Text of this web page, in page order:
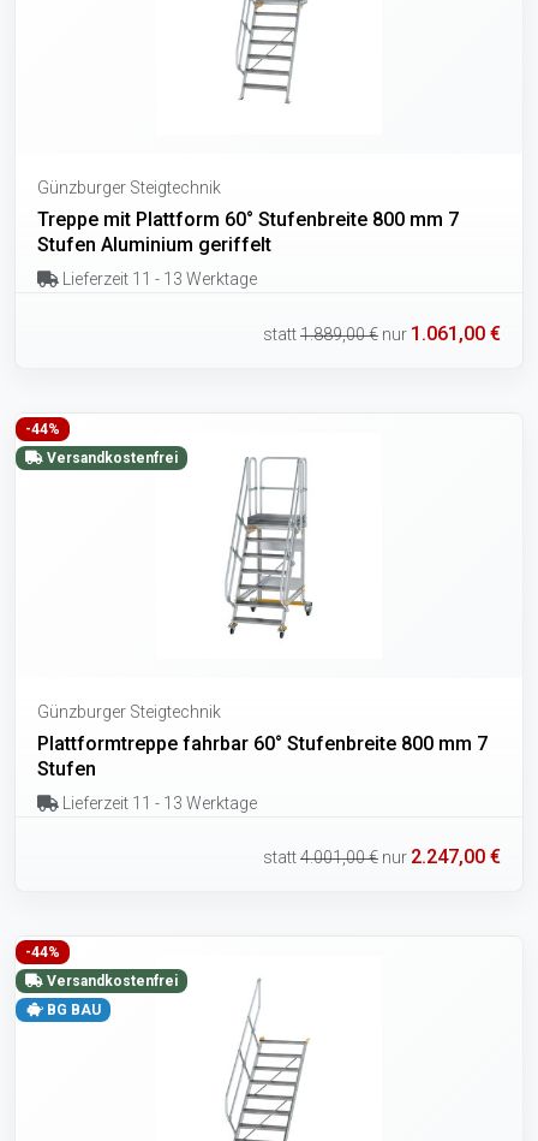
Günzburger Steigtechnik
Treppe mit Plattform 60° Stufenbreite 800 mm 7
Stufen Aluminium geriffelt
Lieferzeit 11 - 13 Werktage
statt1.889,00 € nur 1.061,00 €
-44%
Versandkostenfrei
Günzburger Steigtechnik
Plattformtreppe fahrbar 60° Stufenbreite 800 mm 7
Stufen
Lieferzeit 11 - 13 Werktage
statt4.001,00 € nur 2.247,00 €
-44%
Versandkostenfrei
BG BAU